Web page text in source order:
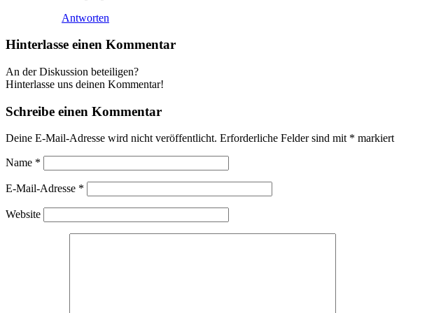
Antworten
Hinterlasse einen Kommentar
An der Diskussion beteiligen?
Hinterlasse uns deinen Kommentar!
Schreibe einen Kommentar
Deine E-Mail-Adresse wird nicht veröffentlicht. Erforderliche Felder sind mit * markiert
Name *
E-Mail-Adresse *
Website